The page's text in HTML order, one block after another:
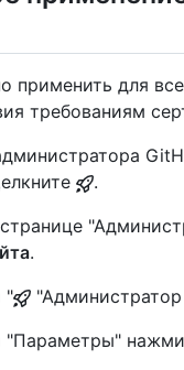
применить для
требованиям
.
.
"
"Параметры"